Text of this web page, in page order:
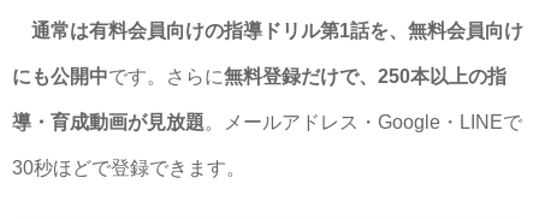
通常は有料会員向けの指導ドリル第1話を、無料会員向け
にも公開中です。さらに無料登録だけで、250本以上の指
導・育成動画が見放題。メールアドレス・Google・LINEで
30秒ほどで登録できます。